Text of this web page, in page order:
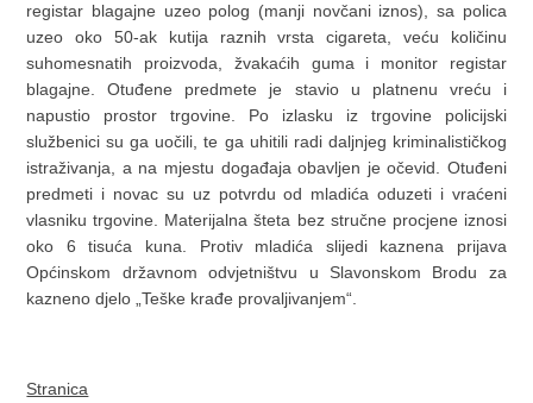
registar blagajne uzeo polog (manji novčani iznos), sa polica
uzeo oko 50-ak kutija raznih vrsta cigareta, veću količinu
suhomesnatih proizvoda, žvakaćih guma i monitor registar
blagajne. Otuđene predmete je stavio u platnenu vreću i
napustio prostor trgovine. Po izlasku iz trgovine policijski
službenici su ga uočili, te ga uhitili radi daljnjeg kriminalističkog
istraživanja, a na mjestu događaja obavljen je očevid. Otuđeni
predmeti i novac su uz potvrdu od mladića oduzeti i vraćeni
vlasniku trgovine. Materijalna šteta bez stručne procjene iznosi
oko 6 tisuća kuna. Protiv mladića slijedi kaznena prijava
Općinskom državnom odvjetništvu u Slavonskom Brodu za
kazneno djelo „Teške krađe provaljivanjem“.
Stranica